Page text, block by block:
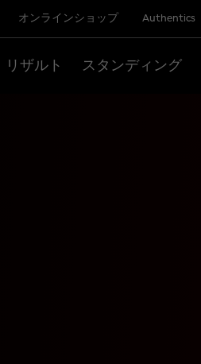
オンラインショップ Authentics
リザルト スタンディング